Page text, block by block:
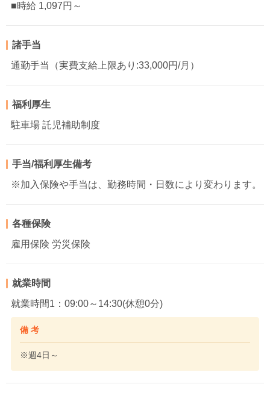
■時給 1,097円～
諸手当
通勤手当（実費支給上限あり:33,000円/月）
福利厚生
駐車場 託児補助制度
手当/福利厚生備考
※加入保険や手当は、勤務時間・日数により変わります。
各種保険
雇用保険 労災保険
就業時間
就業時間1：09:00～14:30(休憩0分)
備 考
※週4日～